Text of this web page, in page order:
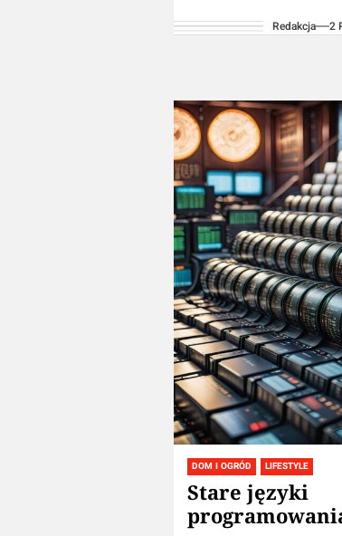
Wśród licznych
Redakcja 2
DOM I OGRÓD LIFESTYLE
Stare języki